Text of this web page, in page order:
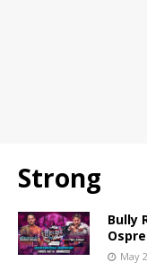
Strong
Bully
May